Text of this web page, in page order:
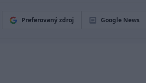
Preferovaný zdroj Google News